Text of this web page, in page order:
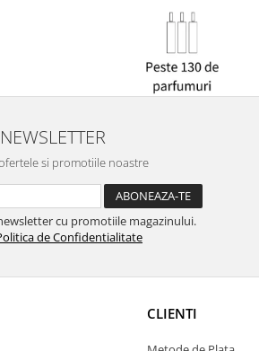
NEWSLETTER
si promotiile noastre
cu promotiile magazinului.
de Confidentialitate
CLIENTI